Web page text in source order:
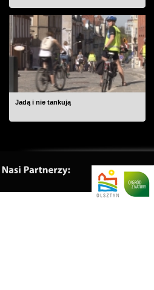
Jadą i nie tankują